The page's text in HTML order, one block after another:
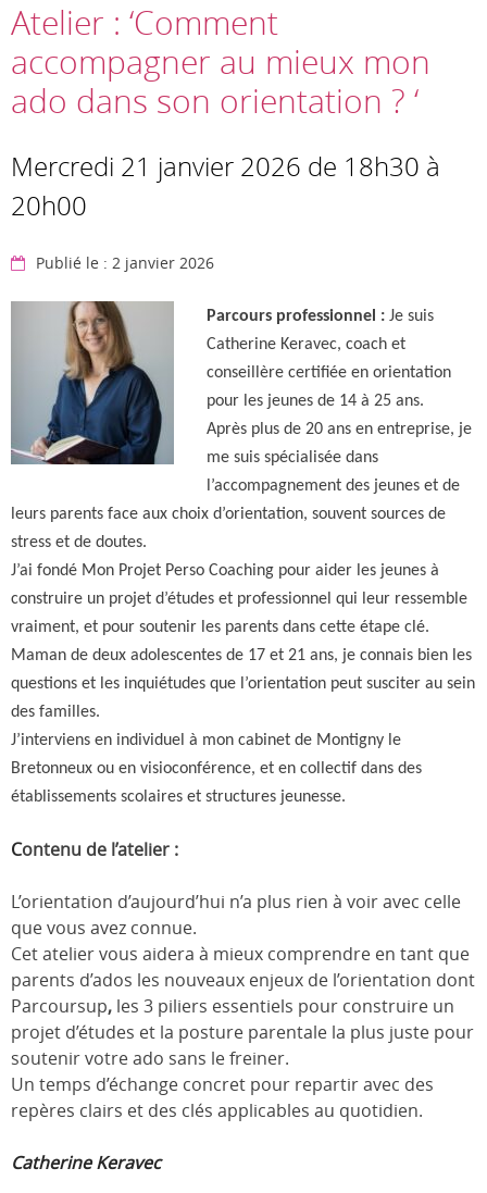
Atelier : ‘Comment
accompagner au mieux mon
ado dans son orientation ? ‘
Mercredi 21 janvier 2026 de 18h30 à
20h00
Publié le : 2 janvier 2026
Parcours professionnel : Je suis
Catherine Keravec, coach et
conseillère certifiée en orientation
pour les jeunes de 14 à 25 ans.
Après plus de 20 ans en entreprise, je
me suis spécialisée dans
l’accompagnement des jeunes et de
leurs parents face aux choix d’orientation, souvent sources de
stress et de doutes.
J’ai fondé Mon Projet Perso Coaching pour aider les jeunes à
construire un projet d’études et professionnel qui leur ressemble
vraiment, et pour soutenir les parents dans cette étape clé.
Maman de deux adolescentes de 17 et 21 ans, je connais bien les
questions et les inquiétudes que l’orientation peut susciter au sein
des familles.
J’interviens en individuel à mon cabinet de Montigny le
Bretonneux ou en visioconférence, et en collectif dans des
établissements scolaires et structures jeunesse.
Contenu de l’atelier :
L’orientation d’aujourd’hui n’a plus rien à voir avec celle
que vous avez connue.
Cet atelier vous aidera à mieux comprendre en tant que
parents d’ados les nouveaux enjeux de l’orientation dont
Parcoursup, les 3 piliers essentiels pour construire un
projet d’études et la posture parentale la plus juste pour
soutenir votre ado sans le freiner.
Un temps d’échange concret pour repartir avec des
repères clairs et des clés applicables au quotidien.
Catherine Keravec